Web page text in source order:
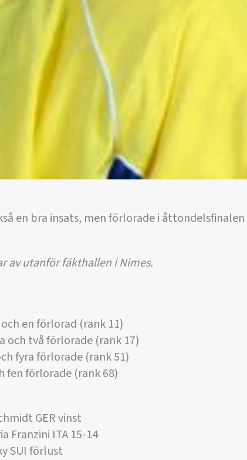
en bra insats, men förlorade i
av utanför fäkthallen i Nimes.
en förlorad (rank 11)
och två förlorade (rank 17)
fyra förlorade (rank 51)
fen förlorade (rank 68)
GER vinst
Franzini ITA 15-14
SUI förlust